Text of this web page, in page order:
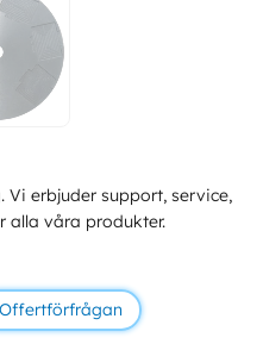
erbjuder support, service,
alla våra produkter.
Offertförfrågan